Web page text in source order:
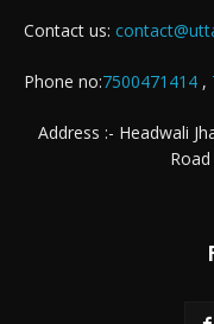
Contact us:
Phone no:7500471414 ,
Address :- Headwali